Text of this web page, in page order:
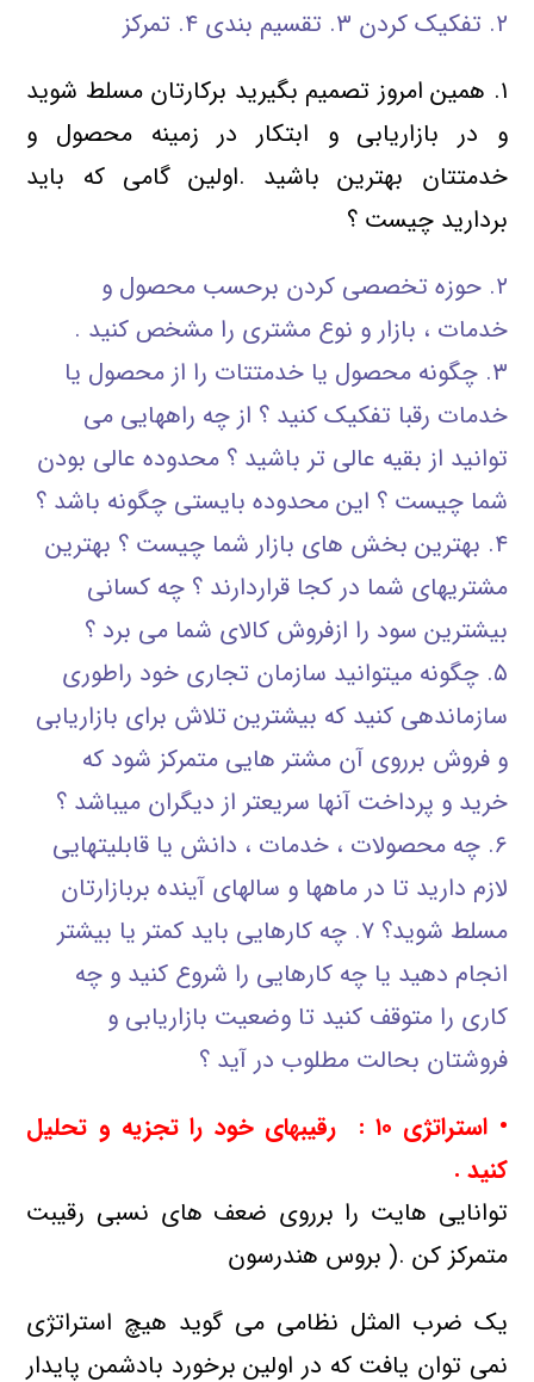
۲. تفکیک کردن ۳. تقسیم بندی ۴. تمرکز
۱. همین امروز تصمیم بگیرید برکارتان مسلط شوید
و در بازاریابی و ابتکار در زمینه محصول و
خدمتتان بهترین باشید .اولین گامی که باید
بردارید چیست ؟
۲. حوزه تخصصی کردن برحسب محصول و
خدمات ، بازار و نوع مشتری را مشخص کنید .
۳. چگونه محصول یا خدمتتات را از محصول یا
خدمات رقبا تفکیک کنید ؟ از چه راههایی می
توانید از بقیه عالی تر باشید ؟ محدوده عالی بودن
شما چیست ؟ این محدوده بایستی چگونه باشد ؟
۴. بهترین بخش های بازار شما چیست ؟ بهترین
مشتریهای شما در کجا قراردارند ؟ چه کسانی
بیشترین سود را ازفروش کالای شما می برد ؟
۵. چگونه میتوانید سازمان تجاری خود راطوری
سازماندهی کنید که بیشترین تلاش برای بازاریابی
و فروش برروی آن مشتر هایی متمرکز شود که
خرید و پرداخت آنها سریعتر از دیگران میباشد ؟
۶. چه محصولات ، خدمات ، دانش یا قابلیتهایی
لازم دارید تا در ماهها و سالهای آینده بربازارتان
مسلط شوید؟ ۷. چه کارهایی باید کمتر یا بیشتر
انجام دهید یا چه کارهایی را شروع کنید و چه
کاری را متوقف کنید تا وضعیت بازاریابی و
فروشتان بحالت مطلوب در آید ؟
• استراتژی
۱۰ : رقیبهای خود را تجزیه و تحلیل
کنید .
توانایی هایت را برروی ضعف های نسبی رقیبت
متمرکز کن .( بروس هندرسون
یک ضرب المثل نظامی می گوید هیچ استراتژی
نمی توان یافت که در اولین برخورد بادشمن پایدار